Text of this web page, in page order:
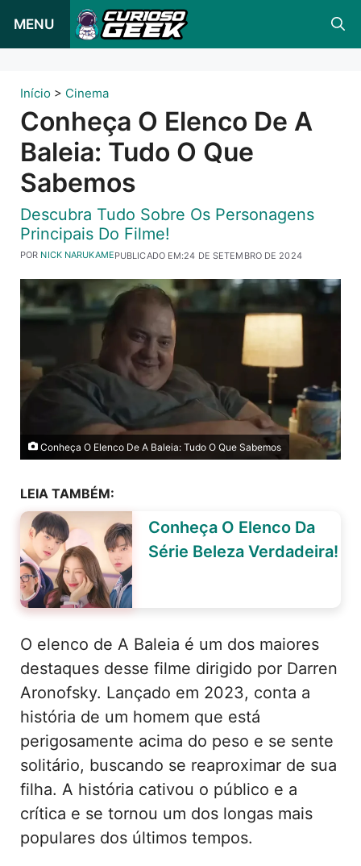
para
conteúdo
MENU
Início > Cinema
Conheça O Elenco De A
Baleia: Tudo O Que
Sabemos
Descubra Tudo Sobre Os Personagens
Principais Do Filme!
PUBLICADO EM:24 DE SETEMBRO DE 2024
POR NICK NARUKAME
Conheça O Elenco De A Baleia: Tudo O Que Sabemos
LEIA TAMBÉM:
Conheça O Elenco Da
Série Beleza Verdadeira!
O elenco de A Baleia é um dos maiores
destaques desse filme dirigido por Darren
Aronofsky. Lançado em 2023, conta a
história de um homem que está
perigosamente acima do peso e se sente
solitário, buscando se reaproximar de sua
filha. A história cativou o público e a
crítica e se tornou um dos longas mais
populares dos últimos tempos.